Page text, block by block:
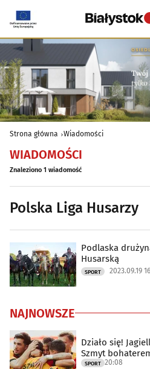
Strona główna Wiadomości
WIADOMOŚCI
Znaleziono 1 wiadomość
Polska Liga Husarzy
Podlaska
Husarską
SPORT 2023.09.19
NAJNOWSZE
Działo się!
Szmyt
SPORT 20:08